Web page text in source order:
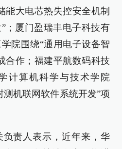
能大电芯热失控安全机制
；厦门盈瑞丰电子科技有
院围绕“通用电子设备智
合作；福建平航数码科技
计算机科学与技术学院
测机联网软件系统开发”项
责人表示，近年来，华